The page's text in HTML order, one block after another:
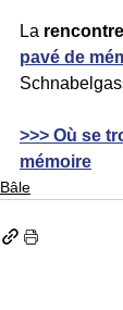
La rencontre
pavé de
>>> Où se
mémoire
Bâle